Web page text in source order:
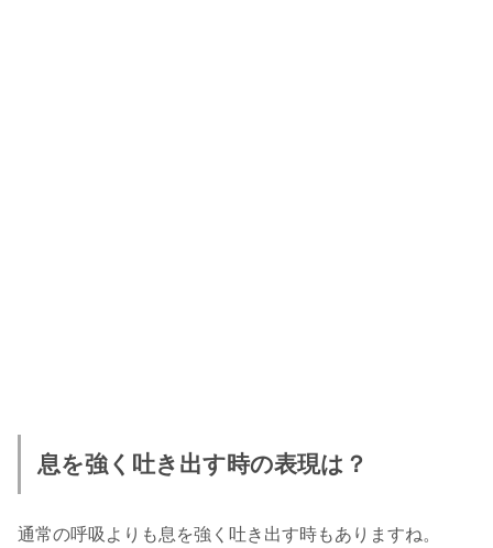
息を強く吐き出す時の表現は？
通常の呼吸よりも息を強く吐き出す時もありますね。